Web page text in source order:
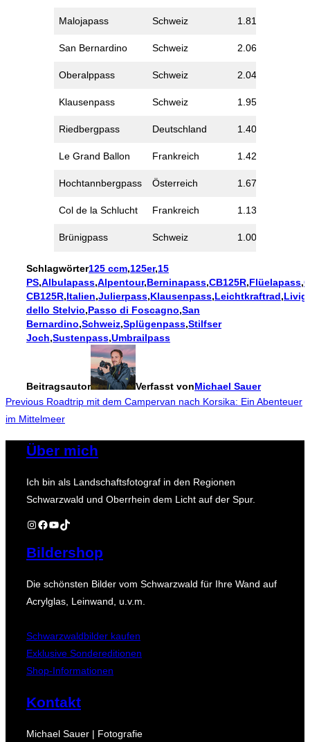
Malojapass Schweiz 1.815
San Bernardino Schweiz 2.066
Oberalppass Schweiz 2.044
Klausenpass Schweiz 1.952
Riedbergpass Deutschland 1.409
Le Grand Ballon Frankreich 1.424
Hochtannbergpass Österreich 1.679
Col de la Schlucht Frankreich 1.139
Brünigpass Schweiz 1.008
Schlagwörter125 ccm,125er,15
PS,Albulapass,Alpentour,Berninapass,CB125R,Flüelapass,
CB125R,Italien,Julierpass,Klausenpass,Leichtkraftrad,
dello Stelvio,Passo di Foscagno,San
Bernardino,Schweiz,Splügenpass,Stilfser
Joch,Sustenpass,Umbrailpass
Beitragsautor Verfasst vonMichael Sauer
Beitragsnavigation
Previous
Previous Roadtrip mit dem Campervan nach Korsika: Ein Abenteuer
im Mittelmeer
Über mich
Ich bin als Landschaftsfotograf in den Regionen
Schwarzwald und Oberrhein dem Licht auf der Spur.
Instagram
Facebook
YouTube
TikTok
Bildershop
Die schönsten Bilder vom Schwarzwald für Ihre Wand auf
Acrylglas, Leinwand, u.v.m.
Schwarzwaldbilder kaufen
Exklusive Sondereditionen
Shop-Informationen
Kontakt
Michael Sauer | Fotografie